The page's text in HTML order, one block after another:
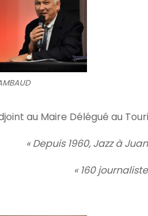
au Maire Délégué au
« Depuis 1960, Jazz à
« 160